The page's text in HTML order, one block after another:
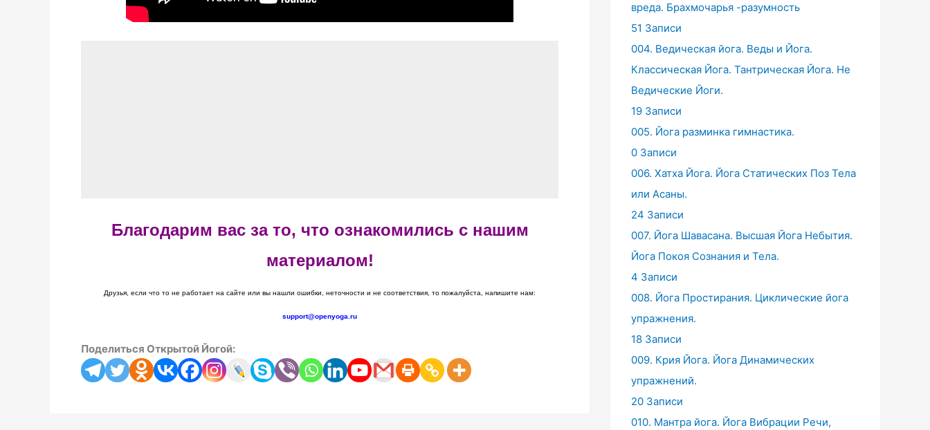
Благодарим вас за то, что ознакомились с нашим
материалом!
Друзья, если что то не работает на сайте или вы нашли ошибки, неточности и не соответствия, то пожалуйста, напишите нам:
support@openyoga.ru
Поделиться Открытой Йогой:
вреда. Брахмочарья -разумность
51 Записи
004. Ведическая йога. Веды и Йога.
Классическая Йога. Тантрическая Йога. Не
Ведические Йоги.
19 Записи
005. Йога разминка гимнастика.
0 Записи
006. Хатха Йога. Йога Статических Поз Тела
или Асаны.
24 Записи
007. Йога Шавасана. Высшая Йога Небытия.
Йога Покоя Сознания и Тела.
4 Записи
008. Йога Простирания. Циклические йога
упражнения.
18 Записи
009. Крия Йога. Йога Динамических
упражнений.
20 Записи
010. Мантра йога. Йога Вибрации Речи,